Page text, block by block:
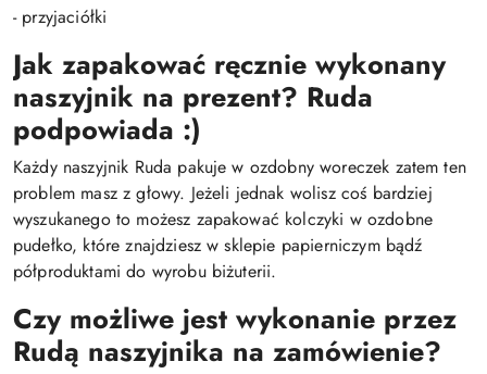
- przyjaciółki
Jak zapakować ręcznie wykonany
naszyjnik na prezent? Ruda
podpowiada :)
Każdy naszyjnik Ruda pakuje w ozdobny woreczek zatem ten
problem masz z głowy. Jeżeli jednak wolisz coś bardziej
wyszukanego to możesz zapakować kolczyki w ozdobne
pudełko, które znajdziesz w sklepie papierniczym bądź
półproduktami do wyrobu biżuterii.
Czy możliwe jest wykonanie przez
Rudą naszyjnika na zamówienie?